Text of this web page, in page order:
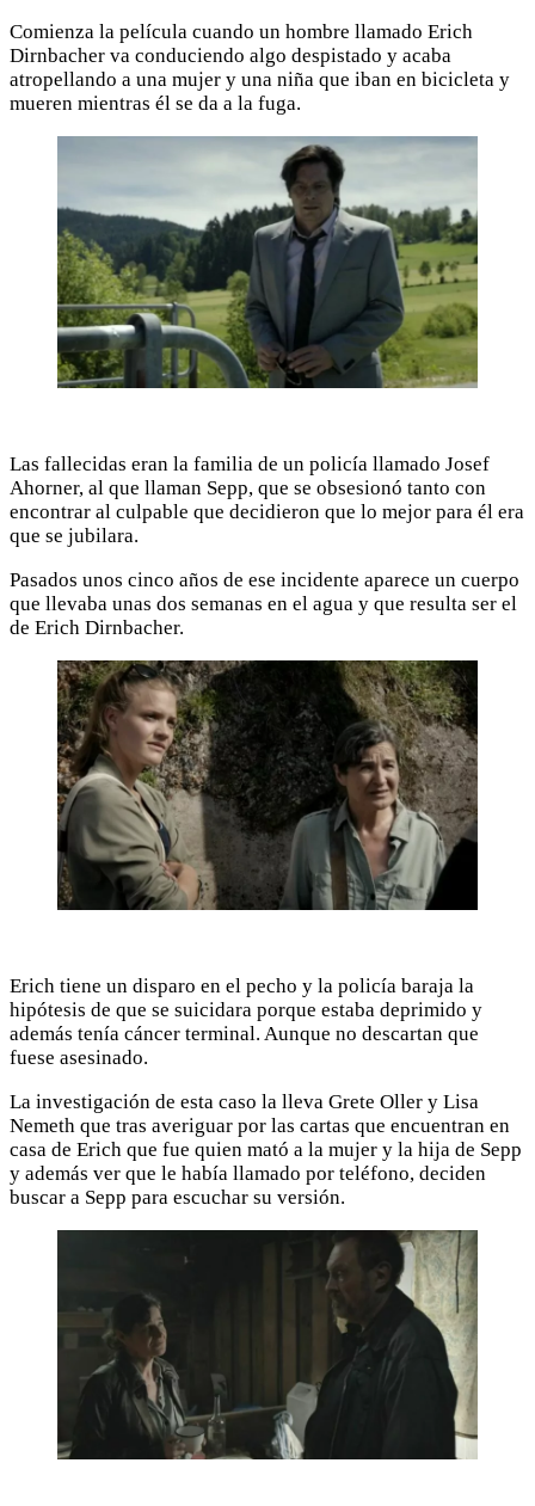
Comienza la película cuando un hombre llamado Erich
Dirnbacher va conduciendo algo despistado y acaba
atropellando a una mujer y una niña que iban en bicicleta y
mueren mientras él se da a la fuga.
Las fallecidas eran la familia de un policía llamado Josef
Ahorner, al que llaman Sepp, que se obsesionó tanto con
encontrar al culpable que decidieron que lo mejor para él era
que se jubilara.
Pasados unos cinco años de ese incidente aparece un cuerpo
que llevaba unas dos semanas en el agua y que resulta ser el
de Erich Dirnbacher.
Erich tiene un disparo en el pecho y la policía baraja la
hipótesis de que se suicidara porque estaba deprimido y
además tenía cáncer terminal. Aunque no descartan que
fuese asesinado.
La investigación de esta caso la lleva Grete Oller y Lisa
Nemeth que tras averiguar por las cartas que encuentran en
casa de Erich que fue quien mató a la mujer y la hija de Sepp
y además ver que le había llamado por teléfono, deciden
buscar a Sepp para escuchar su versión.